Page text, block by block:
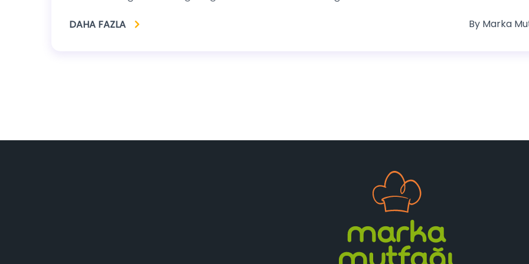
DAHA FAZLA By Marka